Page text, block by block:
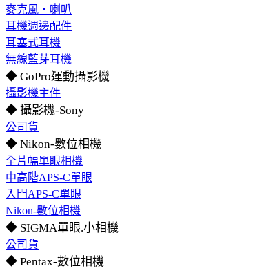
麥克風‧喇叭
耳機週邊配件
耳塞式耳機
無線藍芽耳機
◆ GoPro運動攝影機
攝影機主件
◆ 攝影機-Sony
公司貨
◆ Nikon-數位相機
全片幅單眼相機
中高階APS-C單眼
入門APS-C單眼
Nikon-數位相機
◆ SIGMA單眼.小相機
公司貨
◆ Pentax-數位相機